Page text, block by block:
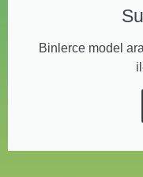
Binlerce model